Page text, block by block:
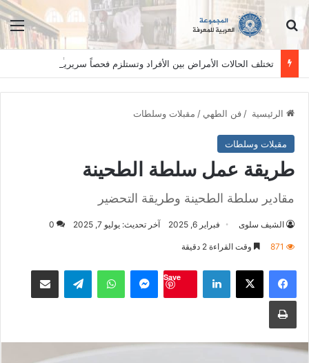
ابحث عن
الرئيسية /فن الطهي / مقبلات وسلطات
مقبلات وسلطات
طريقة عمل سلطة الطحينة
مقادير سلطة الطحينة وطريقة التحضير
الشيف سلوى فبراير 6, 2025 آخر تحديث: يوليو 7, 2025 0
871 وقت القراءة 2 دقيقة
فيسبوك ‫X لينكدإن
Save
ماسنجر واتساب تيلقرام مشاكة بواسطة البريد
طباعة